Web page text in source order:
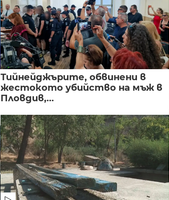
Тийнейджърите, обвинени в
жестокото убийство на мъж в
Пловдив,...